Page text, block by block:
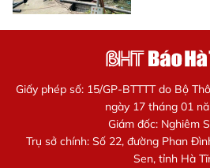
Giấy phép số: 15/GP-BTTTT do Bộ
ngày 17 tháng 01
Giám đốc: Nghiêm
Trụ sở chính: Số 22, đường Phan
Sen, tỉnh Hà